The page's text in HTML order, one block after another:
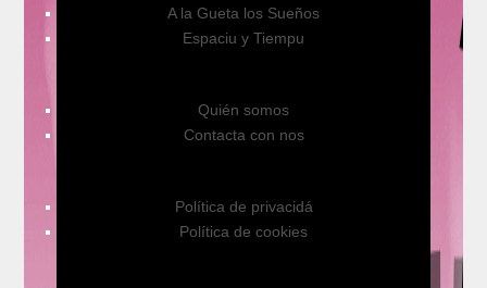
A la Gueta los Sueños
Espaciu y Tiempu
Quién somos
Contacta con nos
Política de privacidá
Política de cookies